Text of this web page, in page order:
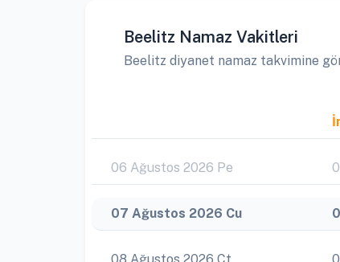
Beelitz Namaz Vakitleri
Beelitz diyanet namaz takvimine
06 Ağustos 2026 Pe
07 Ağustos 2026 Cu